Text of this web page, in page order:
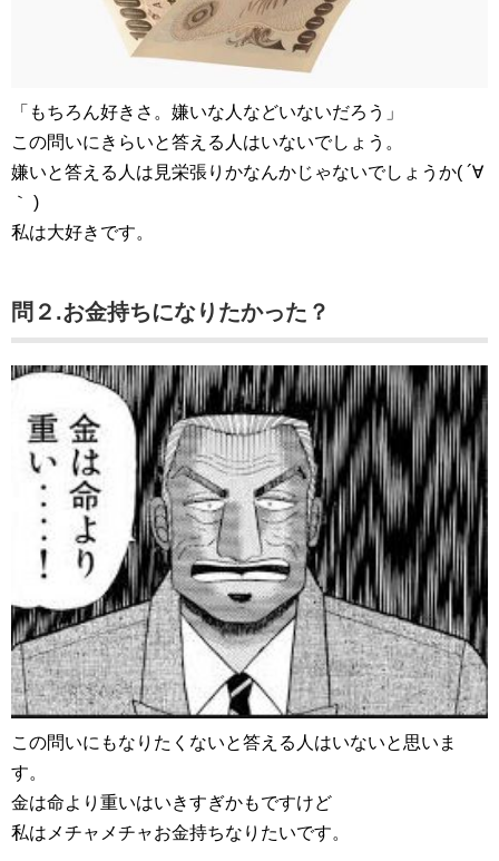
「もちろん好きさ。嫌いな人などいないだろう」
この問いにきらいと答える人はいないでしょう。
嫌いと答える人は見栄張りかなんかじゃないでしょうか( ´∀
｀ )
私は大好きです。
問２.お金持ちになりたかった？
この問いにもなりたくないと答える人はいないと思いま
す。
金は命より重いはいきすぎかもですけど
私はメチャメチャお金持ちなりたいです。